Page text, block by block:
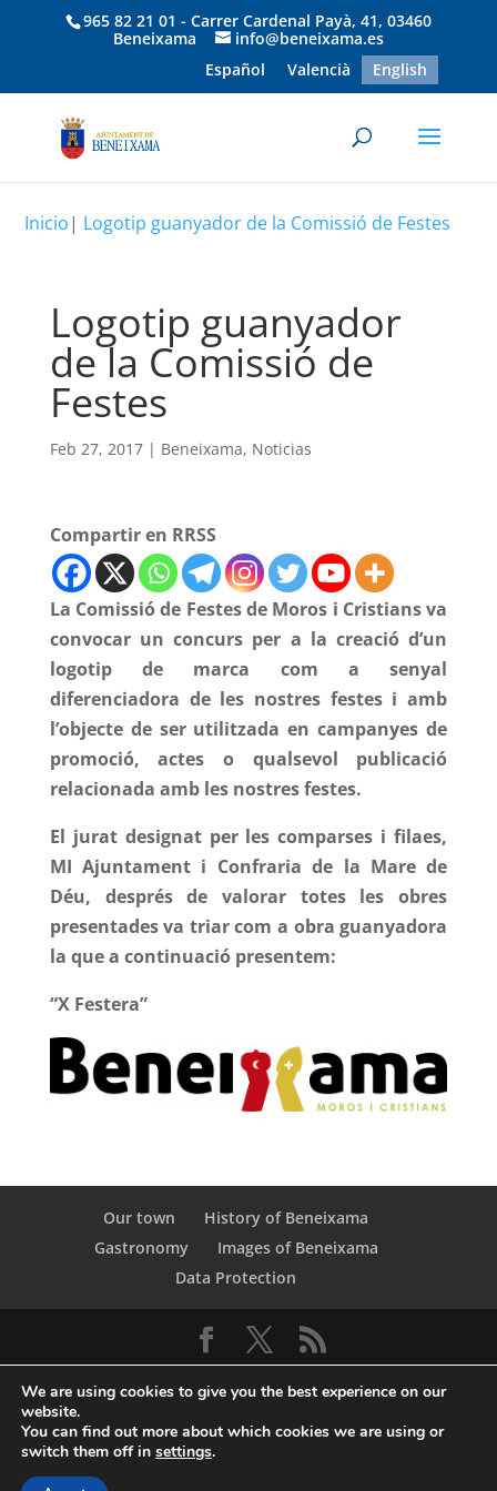
965 82 21 01 - Carrer Cardenal Payà, 41, 03460
Beneixama
info@beneixama.es
Español
Valencià English
Inicio| Logotip guanyador de la Comissió de Festes
Logotip guanyador
de la Comissió de
Festes
Feb 27, 2017| Beneixama, Noticias
Compartir en RRSS
La Comissió de Festes de Moros i Cristians va
convocar un concurs per a la creació d’un
logotip de marca com a senyal
diferenciadora de les nostres festes i amb
l’objecte de ser utilitzada en campanyes de
promoció, actes o qualsevol publicació
relacionada amb les nostres festes.
El jurat designat per les comparses i filaes,
MI Ajuntament i Confraria de la Mare de
Déu, després de valorar totes les obres
presentades va triar com a obra guanyadora
la que a continuació presentem:
“X Festera”
Our town
History of Beneixama
Gastronomy
Images of Beneixama
Data Protection
© Copyright Servicio de Informática y
We are using cookies to give you the best experience on our
website.
You can find out more about which cookies we are using or
switch them off in settings.